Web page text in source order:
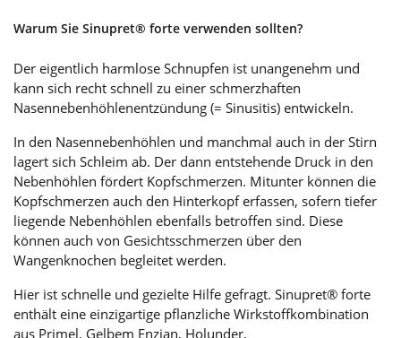
Warum Sie Sinupret® forte verwenden sollten?
Der eigentlich harmlose Schnupfen ist unangenehm und
kann sich recht schnell zu einer schmerzhaften
Nasennebenhöhlenentzündung (= Sinusitis) entwickeln.
In den Nasennebenhöhlen und manchmal auch in der Stirn
lagert sich Schleim ab. Der dann entstehende Druck in den
Nebenhöhlen fördert Kopfschmerzen. Mitunter können die
Kopfschmerzen auch den Hinterkopf erfassen, sofern tiefer
liegende Nebenhöhlen ebenfalls betroffen sind. Diese
können auch von Gesichtsschmerzen über den
Wangenknochen begleitet werden.
Hier ist schnelle und gezielte Hilfe gefragt. Sinupret® forte
enthält eine einzigartige pflanzliche Wirkstoffkombination
aus Primel, Gelbem Enzian, Holunder,